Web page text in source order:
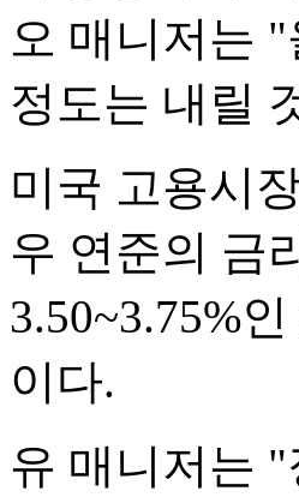
오 매니저는
정도는 내릴
미국 고용시
우 연준의 금
3.50~3.75%
이다.
유 매니저는